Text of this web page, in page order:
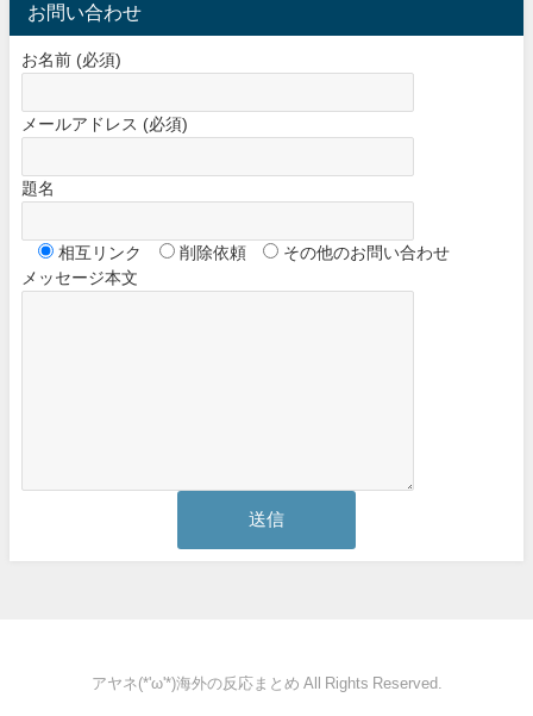
お問い合わせ
お名前 (必須)
メールアドレス (必須)
題名
相互リンク 削除依頼
その他のお問い合わせ
メッセージ本文
アヤネ(*'ω'*)海外の反応まとめ All Rights Reserved.